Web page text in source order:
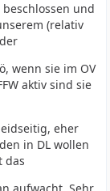
und
(relativ
wenn sie im OV
aktiv sind sie
eher
in DL wollen
das